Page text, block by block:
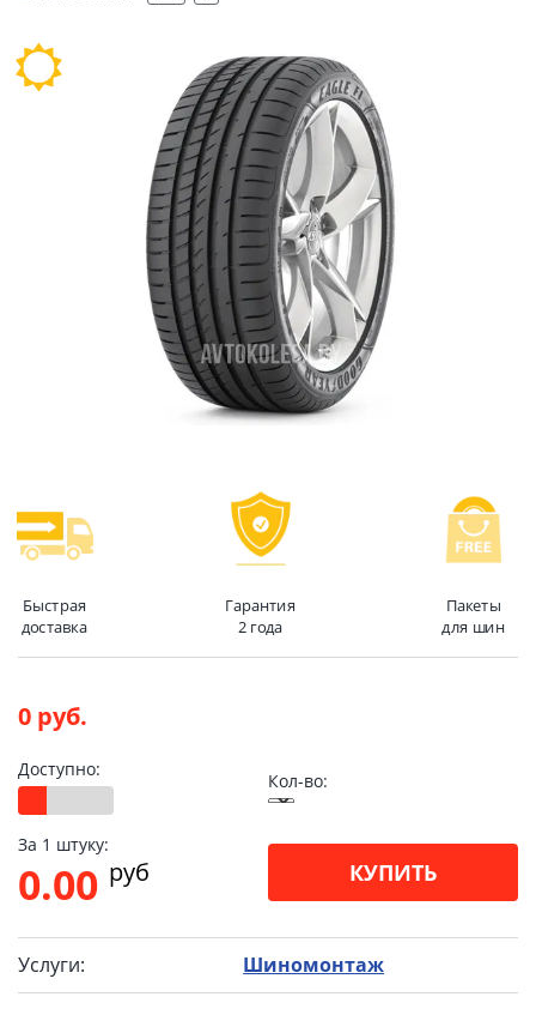
Быстрая
доставка
Гарантия
2 года
Пакеты
для шин
0 руб.
Доступно:
Кол-во:
За 1 штуку:
0.00 pуб КУПИТЬ
Услуги: Шиномонтаж